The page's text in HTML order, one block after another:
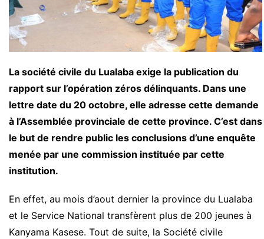
La société civile du Lualaba exige la publication du
rapport sur l’opération zéros délinquants. Dans une
lettre date du 20 octobre, elle adresse cette demande
à l’Assemblée provinciale de cette province. C’est dans
le but de rendre public les conclusions d’une enquête
menée par une commission instituée par cette
institution.
En effet, au mois d’aout dernier la province du Lualaba
et le Service National transfèrent plus de 200 jeunes à
Kanyama Kasese. Tout de suite, la Société civile